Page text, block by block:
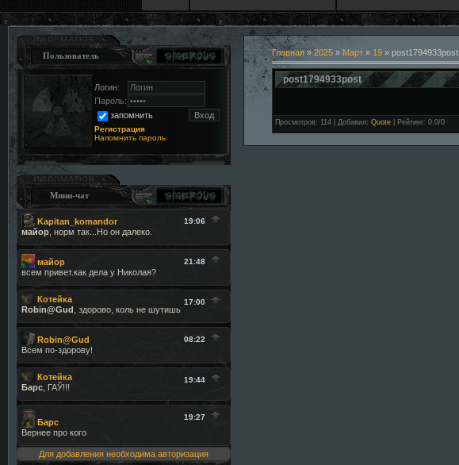
Пользователь
Логин:
Пароль:
запомнить
Регистрация
Напомнить пароль
Мини-чат
Для добавления необходима авторизация
Главная» 2025 » Март » 19 » post1794933post
post1794933post
Просмотров: 114 Добавил: Quote Рейтинг: 0.0/0